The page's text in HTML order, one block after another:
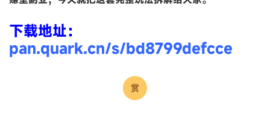
下载地址：
pan.quark.cn/s/bd8799defcce